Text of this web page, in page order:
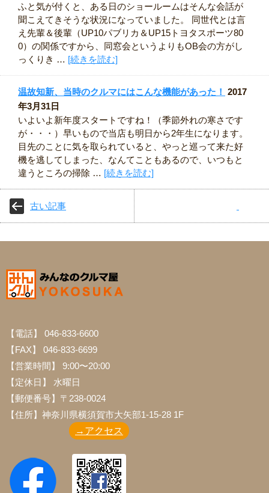
ふと気が付くと、ある日のショールームはそんな会話が
聞こえてきそうな状況になっていました。 同世代とは言
え先輩＆後輩（UP10パブリカ＆UP15トヨタスポーツ80
0）の関係ですから、同窓会というよりもOB会の方がし
っくりき … [続きを読む]
温故知新、当時のクルマにはこんな機能があった！ 2017
年3月31日
いよいよ新年度スタートですね！（季節外れの寒さです
が・・・）早いもので当店も明日から2年生になります。
目先のことに気を取られていると、やっと巡って来た好
機を逃してしまった、なんてこともあるので、いつもと
違うところの掃除 … [続きを読む]
古い記事
【電話】 046-833-6600
【FAX】 046-833-6699
【営業時間】 9:00〜20:00
【定休日】 水曜日
【郵便番号】〒238-0024
【住所】神奈川県横須賀市大矢部1-15-28 1F
→アクセス